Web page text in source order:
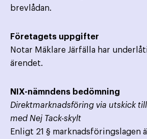
brevlådan.
Företagets uppgifter
Notar Mäklare Järfälla har
ärendet.
NIX-nämndens bedömning
Direktmarknadsföring via utskick
med Nej Tack-skylt
Enligt 21 §